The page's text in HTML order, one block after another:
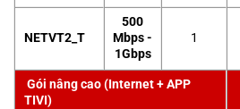
NETVT2_T
500
Mbps -
1Gbps
1
Gói nâng cao (Internet + APP
TIVI)